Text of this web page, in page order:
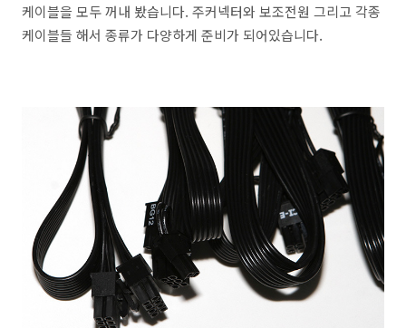
케이블을 모두 꺼내 봤습니다. 주커넥터와 보조전원 그리고 각종
케이블들 해서 종류가 다양하게 준비가 되어있습니다.